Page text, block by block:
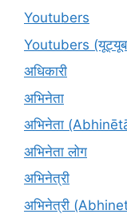
Youtubers
Youtubers
अधिकारी
अभिनेता
अभिनेता
अभिनेता लोग
अभिनेत्री
अभिनेत्री